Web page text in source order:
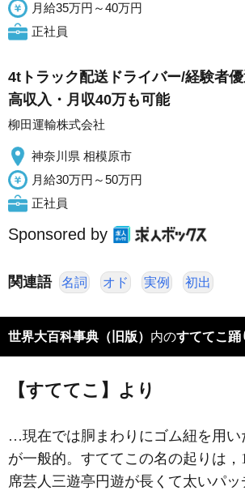
月給35万円～40万円
正社員
4tトラック配送ドライバー/経験者
高収入・月収40万も可能
柳田運輸株式会社
神奈川県 相模原市
月給30万円～50万円
正社員
Sponsored by
関連語 名詞 オド 実例 初出
世界大百科事典（旧版） 内のすててこ踊
【すててこ】より
…現在では胴まわりにゴム紐を用い
が一般的。すててこの名の起りは，
席芸人三遊亭円遊が長くて太いパ